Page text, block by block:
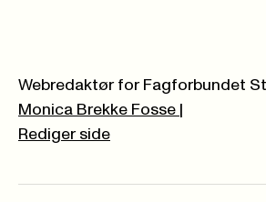
Webredaktør for Fagforbundet
Monica Brekke Fosse
Rediger side